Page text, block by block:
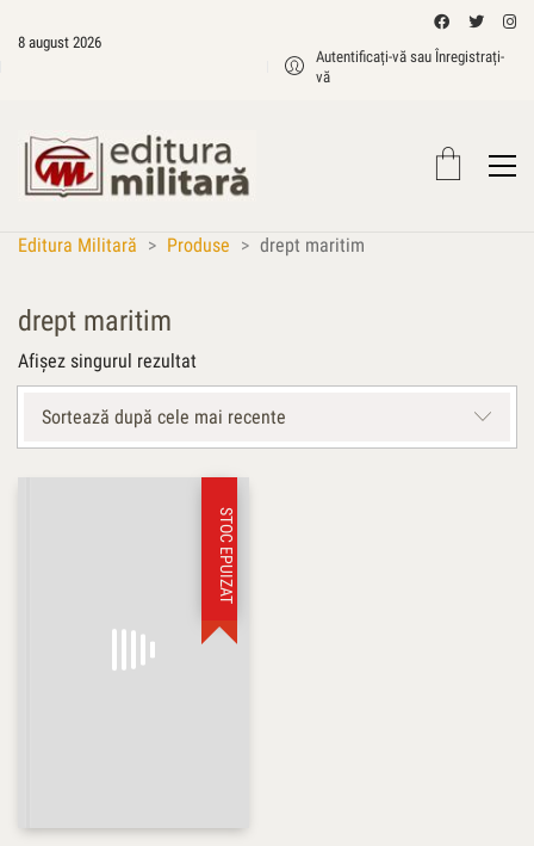
8 august 2026
Autentificați-vă sau Înregistrați-
vă
Editura Militară > Produse > drept maritim
drept maritim
Afișez singurul rezultat
Sortează după cele mai recente
STOC EPUIZAT